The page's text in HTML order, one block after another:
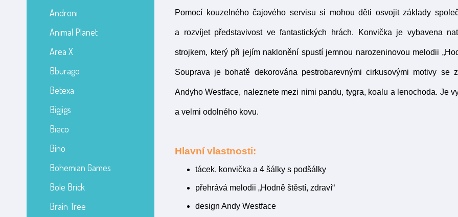
Androni
Animal Planet
Area X
Bburago
Betexa
Bigjigs
Bieco
Bino
Bohemian Games
Bole Brick
Brain Tree
Pomocí kouzelného čajového servisu si mohou děti osvojit základy
a rozvíjet představivost ve fantastických hrách. Konvička je vybavena
strojkem, který při jejím naklonění spustí jemnou narozeninovou melodii
Souprava je bohatě dekorována pestrobarevnými cirkusovými motivy se
Andyho Westface, naleznete mezi nimi pandu, tygra, koalu a lenochoda. Je
a velmi odolného kovu.
Hlavní vlastnosti:
tácek, konvička a 4 šálky s podšálky
přehrává melodii „Hodně štěstí, zdraví“
design Andy Westface